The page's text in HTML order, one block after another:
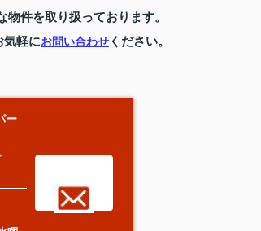
件を取り扱っております。
気軽にお問い合わせ ください。
ー